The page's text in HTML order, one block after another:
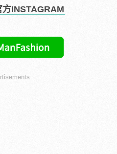
方INSTAGRAM